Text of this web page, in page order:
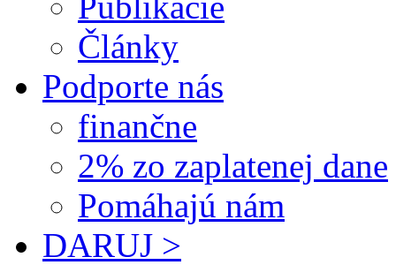
Články
Podporte nás
finančne
2% zo zaplatenej dane
Pomáhajú nám
DARUJ >